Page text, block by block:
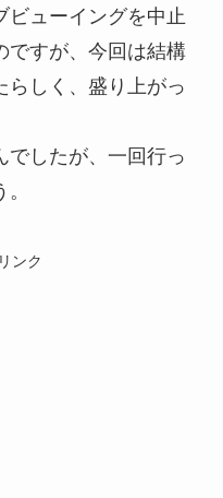
ビューイングを中止
ですが、今回は結構
らしく、盛り上がっ
でしたが、一回行っ
ンク